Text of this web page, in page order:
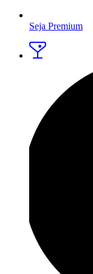
Seja Premium